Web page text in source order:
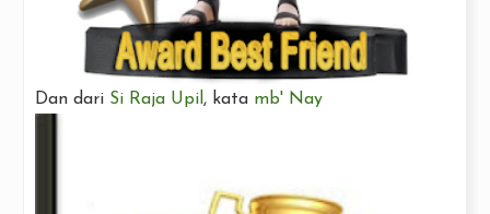
Dan dari Si Raja Upil , kata mb' Nay